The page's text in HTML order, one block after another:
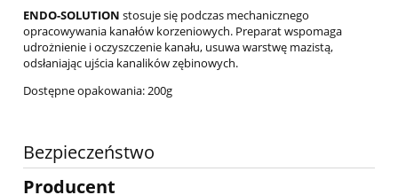
ENDO-SOLUTION stosuje się podczas mechanicznego
opracowywania kanałów korzeniowych. Preparat wspomaga
udrożnienie i oczyszczenie kanału, usuwa warstwę mazistą,
odsłaniając ujścia kanalików zębinowych.
Dostępne opakowania: 200g
Bezpieczeństwo
Producent